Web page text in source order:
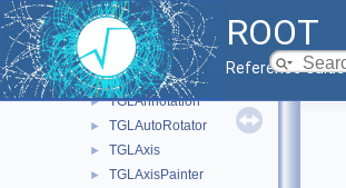
ROOT
Reference Guide
► TGL5DDataSet
► TGL5DDataSetEditor
► TGL5DPainter
► TGLAdapter
► TGLAnnotation
► TGLAutoRotator
► TGLAxis
► TGLAxisPainter